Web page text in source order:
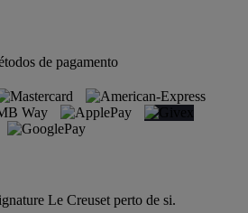
de pagamento
Le Creuset perto de si.